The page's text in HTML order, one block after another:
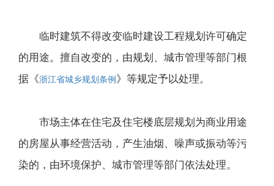
临时建筑不得改变临时建设工程规划许可确定
的用途。擅自改变的，由规划、城市管理等部门根
据《浙江省城乡规划条例 》等规定予以处理。
市场主体在住宅及住宅楼底层规划为商业用途
的房屋从事经营活动，产生油烟、噪声或振动等污
染的，由环境保护、城市管理等部门依法处理。